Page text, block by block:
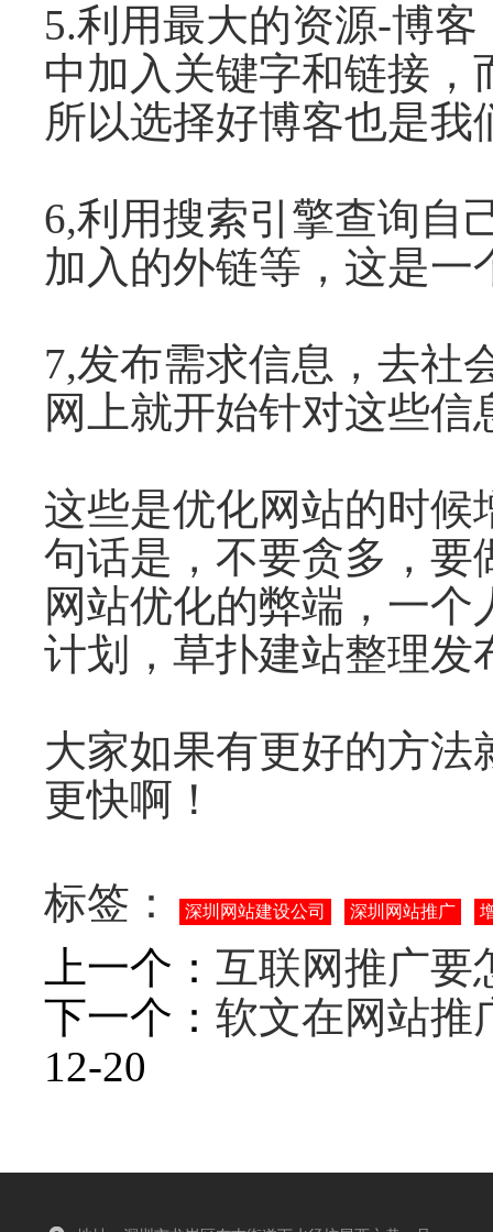
5.利用最大的资源-博
中加入关键字和链接
所以选择好博客也是
6,利用搜索引擎查询自
加入的外链等，这是
7,发布需求信息，去社
网上就开始针对这些
这些是优化网站的时
句话是，不要贪多，要
网站优化的弊端，一
计划，草扑建站整理发
大家如果有更好的方
更快啊！
标签： 深圳网站建设公司 深圳网站推广
上一个： 互联网推广要
下一个： 软文在网站推
12-20